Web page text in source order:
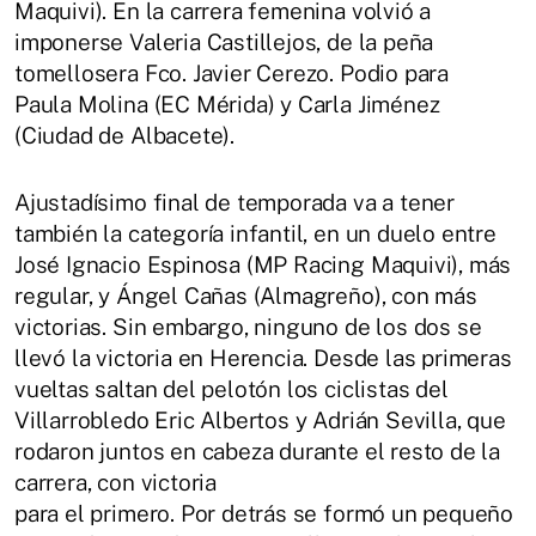
Maquivi). En la carrera femenina volvió a
imponerse Valeria Castillejos, de la peña
tomellosera Fco. Javier Cerezo. Podio para
Paula Molina (EC Mérida) y Carla Jiménez
(Ciudad de Albacete).
Ajustadísimo final de temporada va a tener
también la categoría infantil, en un duelo entre
José Ignacio Espinosa (MP Racing Maquivi), más
regular, y Ángel Cañas (Almagreño), con más
victorias. Sin embargo, ninguno de los dos se
llevó la victoria en Herencia. Desde las primeras
vueltas saltan del pelotón los ciclistas del
Villarrobledo Eric Albertos y Adrián Sevilla, que
rodaron juntos en cabeza durante el resto de la
carrera, con victoria
para el primero. Por detrás se formó un pequeño